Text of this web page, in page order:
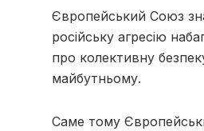
Європейський Союз
російську агресію
про колективну
майбутньому.
Саме тому